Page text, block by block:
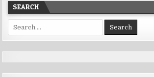
SEARCH
Search for: